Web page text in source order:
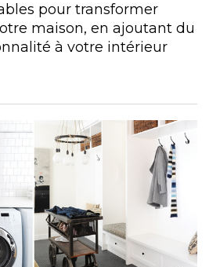
pour transformer
maison, en ajoutant du
à votre intérieur